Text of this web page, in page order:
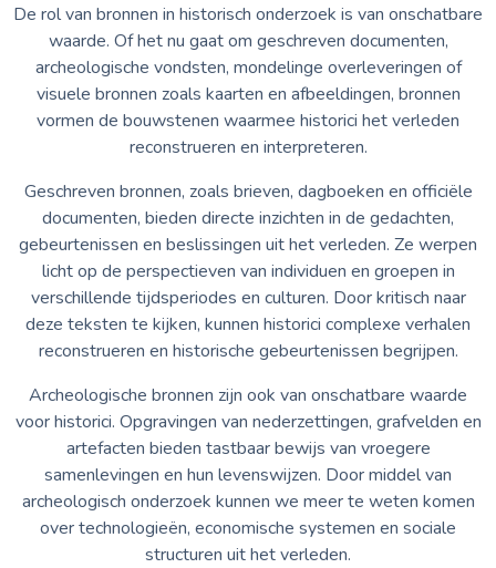
De rol van bronnen in historisch onderzoek is van onschatbare
waarde. Of het nu gaat om geschreven documenten,
archeologische vondsten, mondelinge overleveringen of
visuele bronnen zoals kaarten en afbeeldingen, bronnen
vormen de bouwstenen waarmee historici het verleden
reconstrueren en interpreteren.
Geschreven bronnen, zoals brieven, dagboeken en officiële
documenten, bieden directe inzichten in de gedachten,
gebeurtenissen en beslissingen uit het verleden. Ze werpen
licht op de perspectieven van individuen en groepen in
verschillende tijdsperiodes en culturen. Door kritisch naar
deze teksten te kijken, kunnen historici complexe verhalen
reconstrueren en historische gebeurtenissen begrijpen.
Archeologische bronnen zijn ook van onschatbare waarde
voor historici. Opgravingen van nederzettingen, grafvelden en
artefacten bieden tastbaar bewijs van vroegere
samenlevingen en hun levenswijzen. Door middel van
archeologisch onderzoek kunnen we meer te weten komen
over technologieën, economische systemen en sociale
structuren uit het verleden.